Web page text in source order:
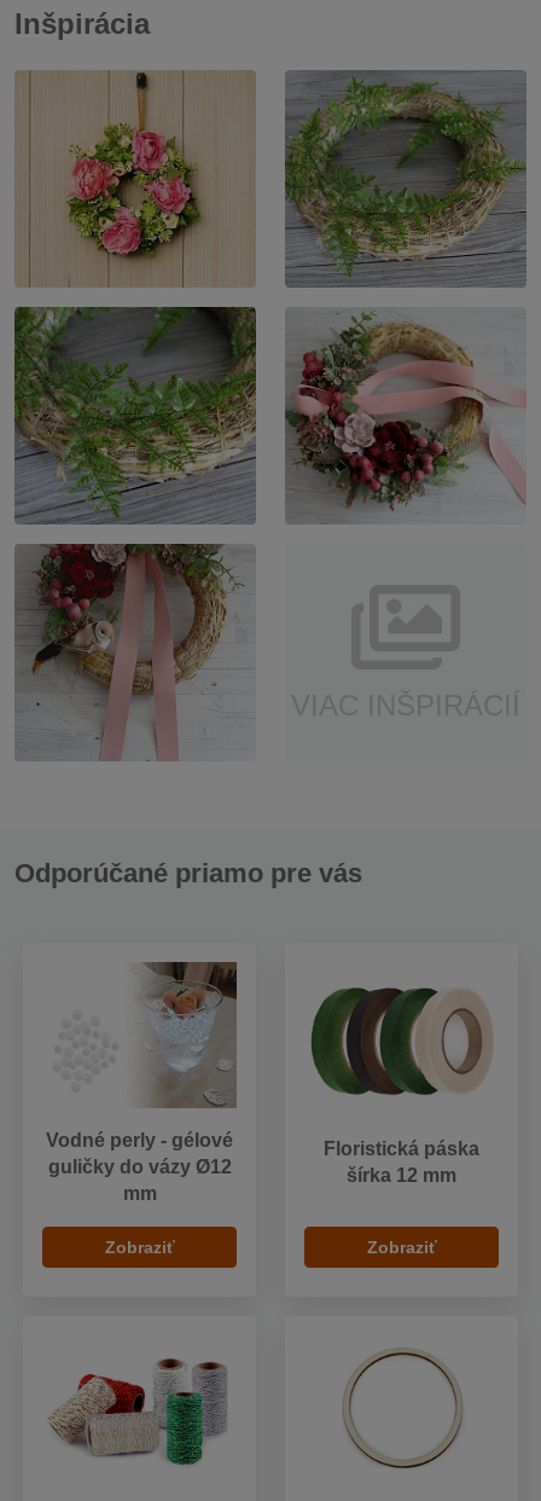
Inšpirácia
Odporúčané priamo pre vás
Vodné perly - gélové
guličky do vázy Ø12
mm
Zobraziť
Floristická páska
šírka 12 mm
Zobraziť